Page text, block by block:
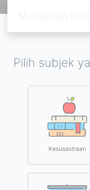
Pilih subjek
Kesusastraan